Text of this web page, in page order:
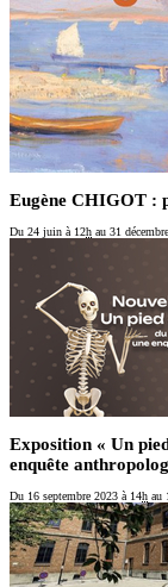
Eugène CHIGOT :
Du 24 juin à 12h au 31
Exposition « Un
enquête
Du 16 septembre 2023 à 14h au